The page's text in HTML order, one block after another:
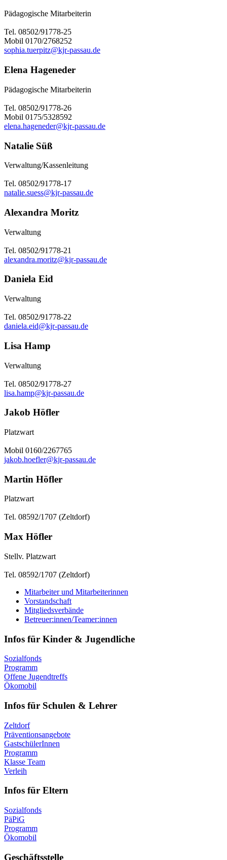
Pädagogische Mitarbeiterin
Tel. 08502/91778-25
Mobil 0170/2768252
sophia.tuerpitz@kjr-passau.de
Elena Hageneder
Pädagogische Mitarbeiterin
Tel. 08502/91778-26
Mobil 0175/5328592
elena.hageneder@kjr-passau.de
Natalie Süß
Verwaltung/Kassenleitung
Tel. 08502/91778-17
natalie.suess@kjr-passau.de
Alexandra Moritz
Verwaltung
Tel. 08502/91778-21
alexandra.moritz@kjr-passau.de
Daniela Eid
Verwaltung
Tel. 08502/91778-22
daniela.eid@kjr-passau.de
Lisa Hamp
Verwaltung
Tel. 08502/91778-27
lisa.hamp@kjr-passau.de
Jakob Höfler
Platzwart
Mobil 0160/2267765
jakob.hoefler@kjr-passau.de
Martin Höfler
Platzwart
Tel. 08592/1707 (Zeltdorf)
Max Höfler
Stellv. Platzwart
Tel. 08592/1707 (Zeltdorf)
Mitarbeiter und Mitarbeiterinnen
Vorstandschaft
Mitgliedsverbände
Betreuer:innen/Teamer:innen
Infos für Kinder & Jugendliche
Sozialfonds
Programm
Offene Jugendtreffs
Ökomobil
Infos für Schulen & Lehrer
Zeltdorf
Präventionsangebote
GastschülerInnen
Programm
Klasse Team
Verleih
Infos für Eltern
Sozialfonds
PäPiG
Programm
Ökomobil
Geschäftsstelle